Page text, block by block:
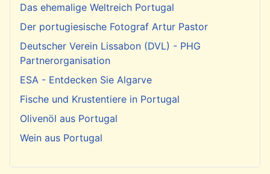
Das ehemalige Weltreich Portugal
Der portugiesische Fotograf Artur Pastor
Deutscher Verein Lissabon (DVL) - PHG
Partnerorganisation
ESA - Entdecken Sie Algarve
Fische und Krustentiere in Portugal
Olivenöl aus Portugal
Wein aus Portugal